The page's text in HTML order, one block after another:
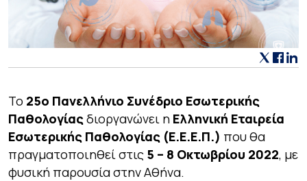
To 25o Πανελλήνιο Συνέδριο Εσωτερικής
Παθολογίας διοργανώνει η Ελληνική Εταιρεία
Εσωτερικής Παθολογίας (Ε.Ε.Ε.Π.) που θα
πραγματοποιηθεί στις 5 – 8 Οκτωβρίου 2022, με
φυσική παρουσία στην Αθήνα.